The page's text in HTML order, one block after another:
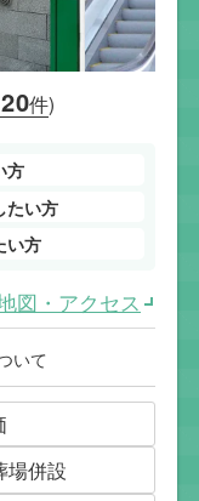
20件)
方
たい方
い方
図・アクセス
いて
場併設